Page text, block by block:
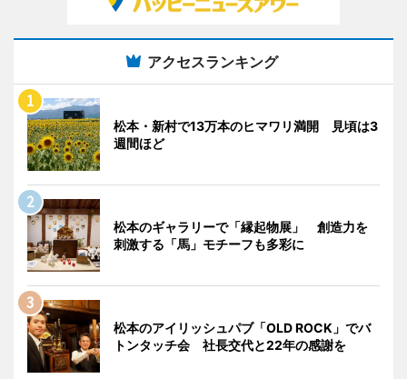
アクセスランキング
松本・新村で13万本のヒマワリ満開 見頃は3
週間ほど
松本のギャラリーで「縁起物展」 創造力を
刺激する「馬」モチーフも多彩に
松本のアイリッシュパブ「OLD ROCK」でバ
トンタッチ会 社長交代と22年の感謝を